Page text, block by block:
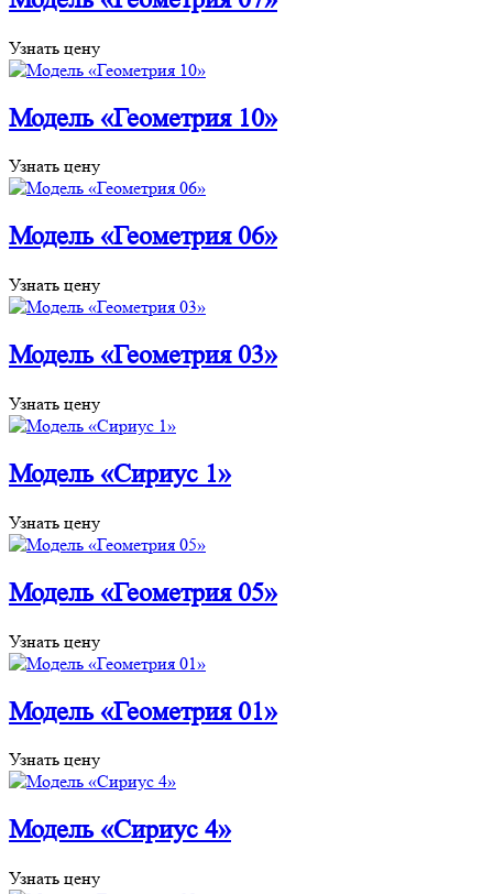
Узнать цену
Модель «Геометрия 10»
Узнать цену
Модель «Геометрия 06»
Узнать цену
Модель «Геометрия 03»
Узнать цену
Модель «Сириус 1»
Узнать цену
Модель «Геометрия 05»
Узнать цену
Модель «Геометрия 01»
Узнать цену
Модель «Сириус 4»
Узнать цену